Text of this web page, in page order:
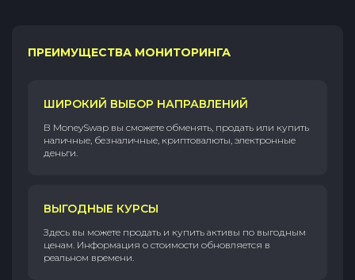
ПРЕИМУЩЕСТВА МОНИТОРИНГА
ШИРОКИЙ ВЫБОР НАПРАВЛЕНИЙ
В MoneySwap вы сможете обменять, продать или купить
наличные, безналичные, криптовалюты, электронные
деньги.
ВЫГОДНЫЕ КУРСЫ
Здесь вы можете продать и купить активы по выгодным
ценам. Информация о стоимости обновляется в
реальном времени.